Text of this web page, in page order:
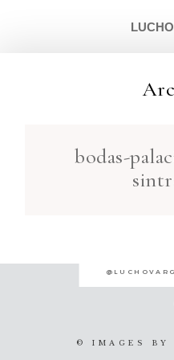
bodas-
SOBRE
© IMAGES BY